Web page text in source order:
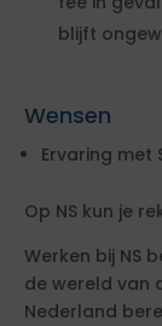
blijft
Wensen
Ervaring met
Op NS kun je
Werken bij NS
de wereld van
Nederland